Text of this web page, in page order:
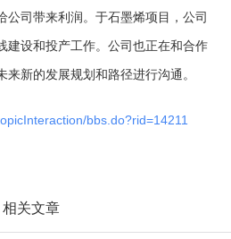
公司带来利润。于石墨烯项目，公司
建设和投产工作。公司也正在和合作
新的发展规划和路径进行沟通。
bbs.do?rid=14211
相关文章